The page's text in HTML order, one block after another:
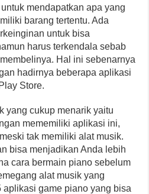
mendapatkan apa yang
barang tertentu. Ada
untuk bisa
harus terkendala sebab
Hal ini sebenarnya
hadirnya beberapa aplikasi
Store.
yang cukup menarik yaitu
mememiliki aplikasi ini,
tak memiliki alat musik.
bisa menjadikan Anda lebih
cara bermain piano sebelum
alat musik yang
game piano yang bisa